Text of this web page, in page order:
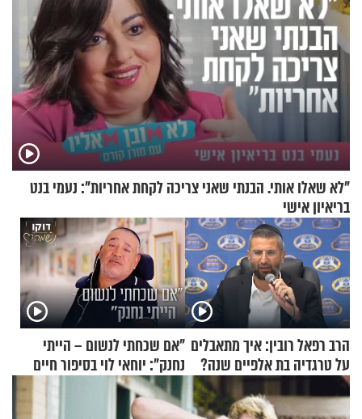
"לא שאלו אותי. הבנתי שאני צריכה לקחת אחריות": נעמי בנט
בריאיון אישי
הרב רפאל רובין: איך מתאבלים
על טרגדיה בת אלפיים שנה?
"אם שכחתי לנשום – הייתי
נחנק": יוחאי לוי בסיפור חיים
מעורר השראה